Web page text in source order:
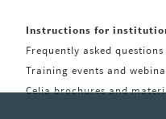
Instructions for
Frequently asked questions
Training events and
Celia brochures and